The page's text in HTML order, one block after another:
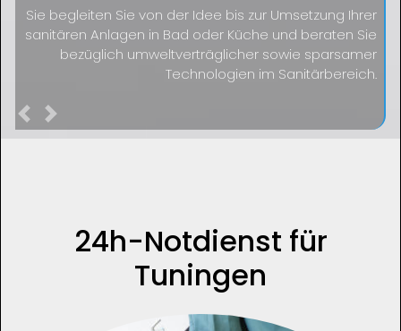
Sie begleiten Sie von der Idee bis zur Umsetzung Ihrer
sanitären Anlagen in Bad oder Küche und beraten Sie
bezüglich umweltverträglicher sowie sparsamer
Technologien im Sanitärbereich.
Previous
24h-Notdienst für
Tuningen